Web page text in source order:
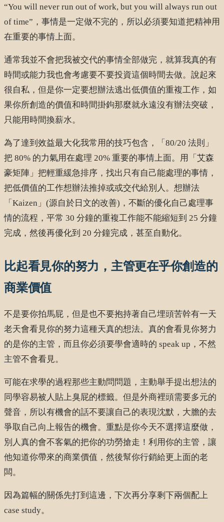
“You will never run out of work, but you will always run out
of time”，事情是一定做不完的，所以必須要知道把精神用
在重要的事情上面。
通常我並不會把我被交代的事情全部做完，就算我真的有
時間或能力我也會考慮要不要投資這個時間去做。說起來
很自私，但是你一定要想辦法逃出低價值的重複工作，如
果你所創造的價值和時間掛鉤那麼就永遠沒有辦法突破，
只能用時間換薪水。
為了達到效益最大化我常用的技巧包含，「80/20 法則」
把 80% 的力氣用在處理 20% 重要的事情上面。用「艾森
豪矩陣」把輕重緩急排序，找出只有自己能處理的事情，
把低價值的工作想辦法推掉或或交代給別人。想辦法
「Kaizen」(源自於日文的改善)，不斷的優化自己處理事
情的流程，平常 30 分鐘的重複工作能不能縮短到 25 分鐘
完成，然後再優化到 20 分鐘完成，甚至自動化。
比起看見你的努力，主管更在乎你創造的
商業價值
不是要你拍馬屁，但是也不要抱持著自己埋頭苦幹有一天
老天會看見你的努力這種天真的想法。真的會看見你努力
的是你的主管，而且你必須要學會適時的 speak up，不然
主管不會看見。
可能在求學的過程那些主動問問題，主動舉手提出想法的
同學容易被人貼上臭屁的標籤。但是外商裡頭需要多元的
聲音，所以有機會的話不要讓自己的表現沈默，大膽的去
爭取自己向上報告的機會。重點是你今天不選擇這麼做，
別人真的會不客氣的把你的功勞搶走！利用你的主管，讓
他知道你帶來的商業價值，然後幫你行銷給更上面的老
闆。
因為篇幅的關係先打到這邊，下次再分享剩下兩個配上
case study。